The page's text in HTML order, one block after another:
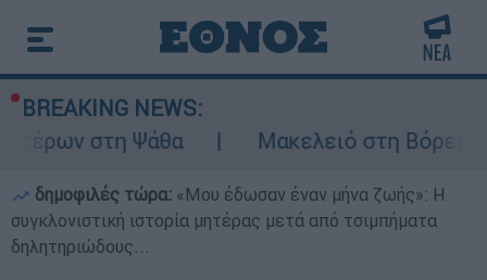
BREAKING NEWS:
στη Ψάθα
Μακελειό στη Βόρεια
δημοφιλές τώρα: «Μου έδωσαν έναν μήνα ζωής»: Η
συγκλονιστική ιστορία μητέρας μετά από τσιμπήματα
δηλητηριώδους...